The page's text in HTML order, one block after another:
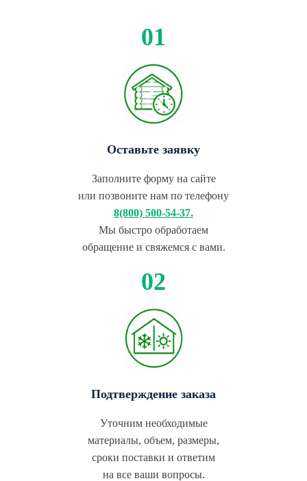
Оставьте заявку
Заполните форму на сайте
или позвоните нам по телефону
8(800) 500-54-37.
Мы быстро обработаем
обращение и свяжемся с вами.
Подтверждение заказа
Уточним необходимые
материалы, объем, размеры,
сроки поставки и ответим
на все ваши вопросы.